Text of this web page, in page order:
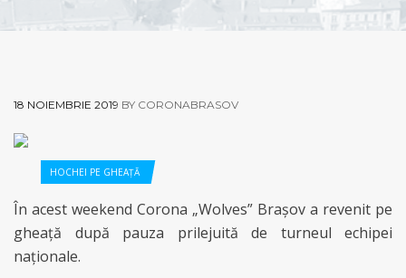
18 NOIEMBRIE 2019 BY CORONABRASOV
HOCHEI PE GHEAȚĂ
În acest weekend Corona „Wolves” Brașov a revenit pe
gheață după pauza prilejuită de turneul echipei
naționale.